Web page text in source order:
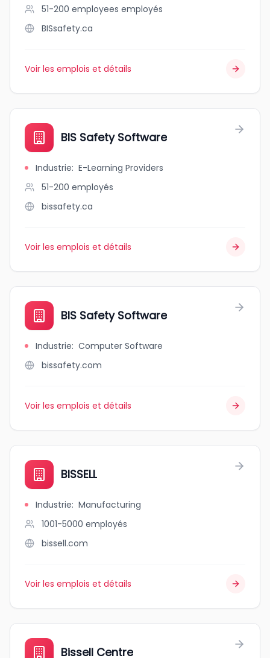
51-200 employees employés
BISsafety.ca
Voir les emplois et détails
BIS Safety Software
Industrie: E-Learning Providers
51-200 employés
bissafety.ca
Voir les emplois et détails
BIS Safety Software
Industrie: Computer Software
bissafety.com
Voir les emplois et détails
BISSELL
Industrie: Manufacturing
1001-5000 employés
bissell.com
Voir les emplois et détails
Bissell Centre